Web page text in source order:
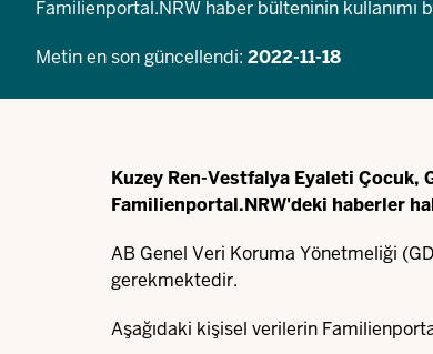
Familienportal.NRW haber bülteninin kullanımı
Metin en son güncellendi: 2022-11-18
Kuzey Ren-Vestfalya Eyaleti Çocuk,
Familienportal.NRW'deki haberler
AB Genel Veri Koruma Yönetmeliği
gerekmektedir.
Aşağıdaki kişisel verilerin